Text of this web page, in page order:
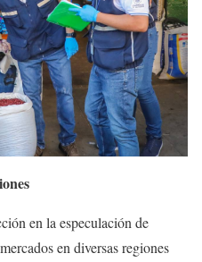
en la especulación de
en diversas regiones